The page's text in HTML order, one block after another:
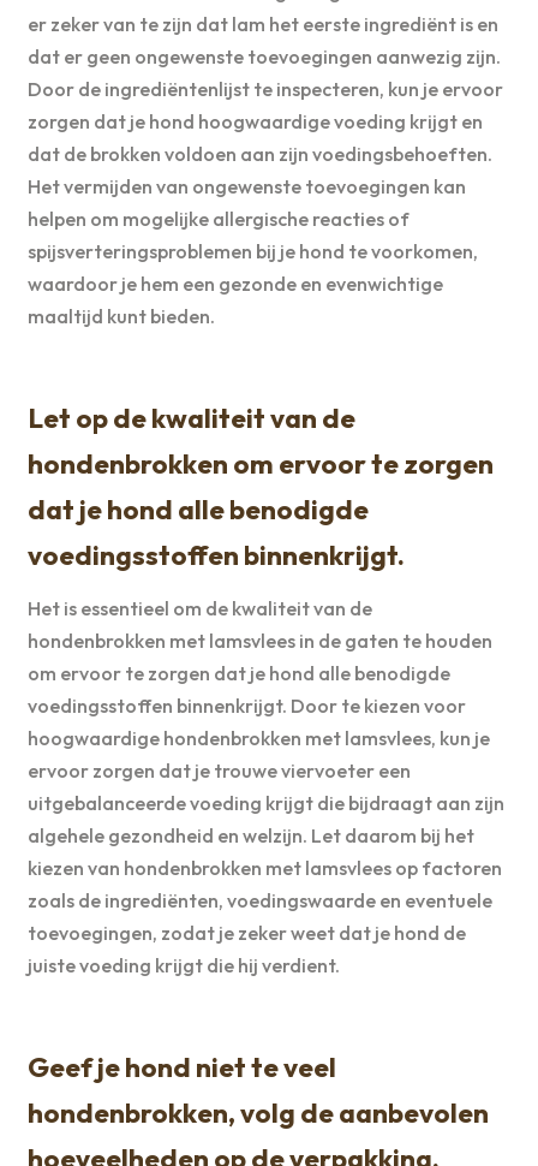
er zeker van te zijn dat lam het eerste ingrediënt is en
dat er geen ongewenste toevoegingen aanwezig zijn.
Door de ingrediëntenlijst te inspecteren, kun je ervoor
zorgen dat je hond hoogwaardige voeding krijgt en
dat de brokken voldoen aan zijn voedingsbehoeften.
Het vermijden van ongewenste toevoegingen kan
helpen om mogelijke allergische reacties of
spijsverteringsproblemen bij je hond te voorkomen,
waardoor je hem een gezonde en evenwichtige
maaltijd kunt bieden.
Let op de kwaliteit van de
hondenbrokken om ervoor te zorgen
dat je hond alle benodigde
voedingsstoffen binnenkrijgt.
Het is essentieel om de kwaliteit van de
hondenbrokken met lamsvlees in de gaten te houden
om ervoor te zorgen dat je hond alle benodigde
voedingsstoffen binnenkrijgt. Door te kiezen voor
hoogwaardige hondenbrokken met lamsvlees, kun je
ervoor zorgen dat je trouwe viervoeter een
uitgebalanceerde voeding krijgt die bijdraagt aan zijn
algehele gezondheid en welzijn. Let daarom bij het
kiezen van hondenbrokken met lamsvlees op factoren
zoals de ingrediënten, voedingswaarde en eventuele
toevoegingen, zodat je zeker weet dat je hond de
juiste voeding krijgt die hij verdient.
Geef je hond niet te veel
hondenbrokken, volg de aanbevolen
hoeveelheden op de verpakking.